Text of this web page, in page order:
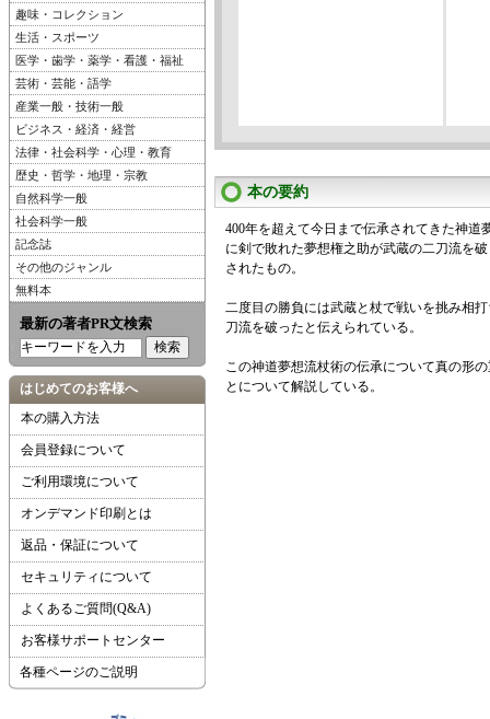
趣味・コレクション
生活・スポーツ
医学・歯学・薬学・看護・福祉
芸術・芸能・語学
産業一般・技術一般
ビジネス・経済・経営
法律・社会科学・心理・教育
歴史・哲学・地理・宗教
自然科学一般
社会科学一般
記念誌
その他のジャンル
無料本
最新の著者PR文検索
はじめてのお客様へ
本の購入方法
会員登録について
ご利用環境について
オンデマンド印刷とは
返品・保証について
セキュリティについて
よくあるご質問(Q&A)
お客様サポートセンター
各種ページのご説明
本の要約
400年を超えて今日まで伝承されてきた神道
に剣で敗れた夢想権之助が武蔵の二刀流を
されたもの。
二度目の勝負には武蔵と杖で戦いを挑み相
刀流を破ったと伝えられている。
この神道夢想流杖術の伝承について真の形
とについて解説している。